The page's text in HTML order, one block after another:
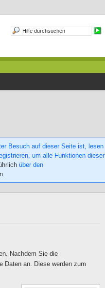
Besuch auf dieser Seite ist, lesen
um alle Funktionen dieser
über den
.
. Nachdem Sie die
Daten an. Diese werden zum